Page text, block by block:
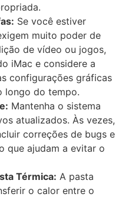
Se você estiver
muito poder de
de vídeo ou jogos,
iMac e considere a
configurações gráficas
longo do tempo.
Mantenha o sistema
atualizados. Às vezes,
correções de bugs e
que ajudam a evitar o
Térmica: A pasta
o calor entre o